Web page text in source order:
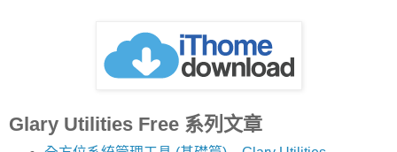
Glary Utilities Free 系列文章